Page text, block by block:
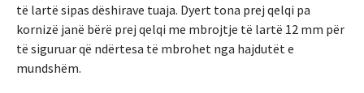
të lartë sipas dëshirave tuaja. Dyert tona prej qelqi pa
kornizë janë bërë prej qelqi me mbrojtje të lartë 12 mm për
të siguruar që ndërtesa të mbrohet nga hajdutët e
mundshëm.